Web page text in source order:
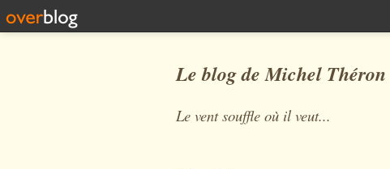
Le blog de Michel Théron
Le vent souffle où il veut...